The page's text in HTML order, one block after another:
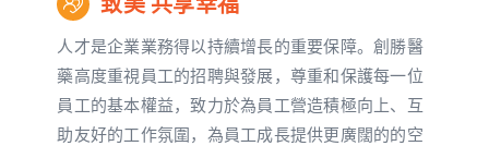
人才是企業業務得以持續增長的重要保障。創勝醫
藥高度重視員工的招聘與發展，尊重和保護每一位
員工的基本權益，致力於為員工營造積極向上、互
助友好的工作氛圍，為員工成長提供更廣闊的的空